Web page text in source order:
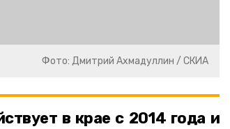
Фото: Дмитрий Ахмадуллин / СКИА
в крае с 2014 года и